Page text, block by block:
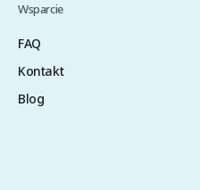
Wsparcie
FAQ
Kontakt
Blog